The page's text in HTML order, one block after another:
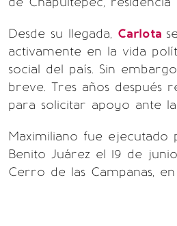
Desde su llegada, Carlota
activamente en la vida
social del país. Sin
breve. Tres años después
para solicitar apoyo ante
Maximiliano fue ejecutado
Benito Juárez el 19 de
Cerro de las Campanas,